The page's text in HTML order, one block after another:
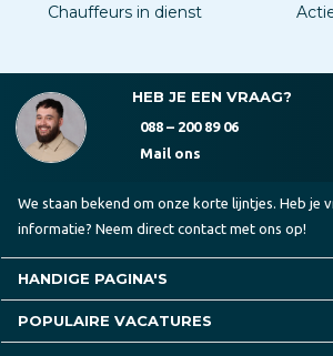
Chauffeurs in dienst
HEB JE EEN VRAAG?
088 – 200 89 06
Mail ons
We staan bekend om onze korte lijntjes. Heb je
informatie? Neem direct contact met ons op!
HANDIGE PAGINA'S
POPULAIRE VACATURES